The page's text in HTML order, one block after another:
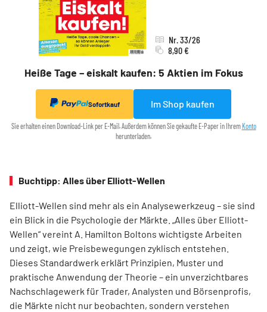
Heiße Tage – eiskalt kaufen: 5 Aktien im Fokus
Nr. 33/26
8,90 €
Sofortkauf Im Shop kaufen
Sie erhalten einen Download-Link per E-Mail. Außerdem können Sie gekaufte E-Paper in Ihrem Konto
herunterladen.
Buchtipp: Alles über Elliott-Wellen
Elliott-Wellen sind mehr als ein Analysewerkzeug – sie sind
ein Blick in die Psychologie der Märkte. „Alles über Elliott-
Wellen“ vereint A. Hamilton Boltons wichtigste Arbeiten
und zeigt, wie Preisbewegungen zyklisch entstehen.
Dieses Standardwerk erklärt Prinzipien, Muster und
praktische Anwendung der Theorie – ein unverzichtbares
Nachschlagewerk für Trader, Analysten und Börsenprofis,
die Märkte nicht nur beobachten, sondern verstehen